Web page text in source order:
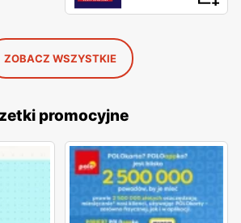
ZOBACZ WSZYSTKIE
promocyjne